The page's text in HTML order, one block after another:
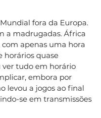
fora da Europa.
a madrugadas. África
apenas uma hora
horários quase
ver tudo em horário
embora por
levou a jogos ao final
se em transmissões